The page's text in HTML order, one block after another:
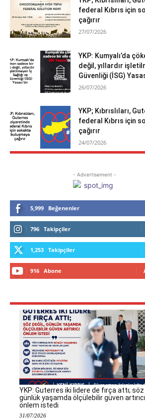
federal Kıbrıs için
çağırır
27/07/2026
YKP: Kumyalı’da
değil, yıllardır
Güvenliği (İSG)
26/07/2026
YKP; Kıbrıslıları,
federal Kıbrıs için
çağırır
24/07/2026
- Advertisement -
5,999 Beğenenler
796 Takipçiler
1,253 Takipçiler
916 Abone
YKP: Guterres iki lidere de fırça attı; söz
günlük yaşamda ölçülebilir güven artırıcı
önlem istedi
31/07/2026